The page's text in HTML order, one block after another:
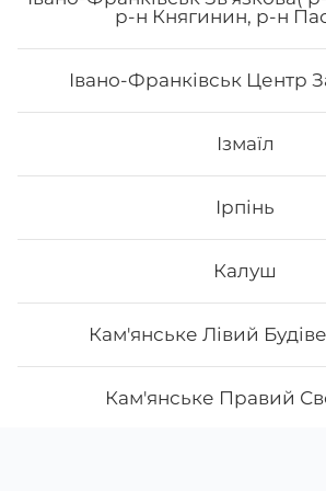
р-н Княгинин, р-н
Івано-Франківськ Центр
Ізмаїл
Ірпінь
Калуш
Кам'янське Лівий
Кам'янське Правий